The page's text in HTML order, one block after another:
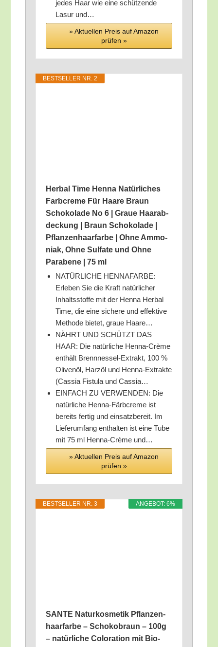
jedes Haar wie eine schüt­zen­de
Lasur und…
» Aktu­el­len Preis auf Ama­zon
prü­fen »
BEST­SEL­LER NR. 2
Her­bal Time Hen­na Natür­li­ches
Farb­creme Für Haa­re Braun
Scho­ko­la­de No 6 | Graue Haar­ab­
de­ckung | Braun Scho­ko­la­de |
Pflan­zen­haar­far­be | Ohne Ammo­
ni­ak, Ohne Sul­fa­te und Ohne
Para­be­ne | 75 ml
NATÜRLICHE HENNAFARBE:
Erle­ben Sie die Kraft natür­li­cher
Inhalts­stof­fe mit der Hen­na Her­bal
Time, die eine siche­re und effek­ti­ve
Metho­de bie­tet, graue Haare…
NÄHRT UND SCHÜTZT DAS
HAAR: Die natür­li­che Hen­na-Crè­me
ent­hält Brenn­nes­sel-Extrakt, 100 %
Oli­ven­öl, Harz­öl und Hen­na-Extrak­te
(Cas­sia Fis­tu­la und Cassia…
EINFACH ZU VERWENDEN: Die
natür­li­che Hen­na-Färb­creme ist
bereits fer­tig und ein­satz­be­reit. Im
Lie­fer­um­fang ent­hal­ten ist eine Tube
mit 75 ml Hen­na-Crè­me und…
» Aktu­el­len Preis auf Ama­zon
prü­fen »
ANGE­BOT: 6%
BEST­SEL­LER NR. 3
SANTE Natur­kos­me­tik Pflan­zen­
haar­far­be – Scho­ko­braun – 100g
– natür­li­che Colo­ra­ti­on mit Bio-